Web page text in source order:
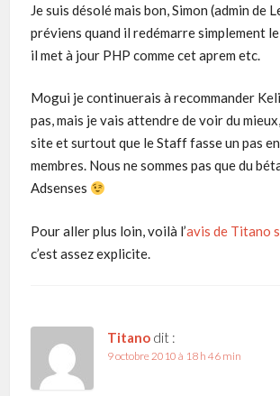
Je suis désolé mais bon, Simon (admin de
préviens quand il redémarre simplement
il met à jour PHP comme cet aprem etc.
Mogui je continuerais à recommander
pas, mais je vais attendre de voir du
site et surtout que le Staff fasse un pas
membres. Nous ne sommes pas que du
Adsenses
Pour aller plus loin, voilà l’avis de Titano
c’est assez explicite.
Titano dit :
9 octobre 2010 à 18 h 46 min